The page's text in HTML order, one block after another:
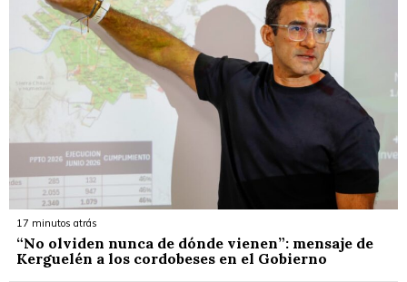
17 minutos atrás
“No olviden nunca de dónde vienen”: mensaje de
Kerguelén a los cordobeses en el Gobierno